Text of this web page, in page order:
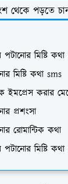
থেকে পড়তে
পটানোর মিষ্টি
মিষ্টি কথা sms
কে ইমপ্রেস করার
প্রশংসা
রোমান্টিক কথা
পটানোর মিষ্টি